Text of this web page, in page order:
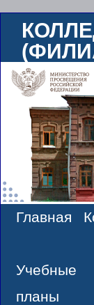
Skip
content
Главная
Учебные
планы